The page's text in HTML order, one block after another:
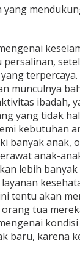
yang
persalinan,
terpercaya.
munculnya
ibadah,
yang tidak
kebutuhan
banyak anak,
anak-
lebih
tentu akan
tua
baru, karena